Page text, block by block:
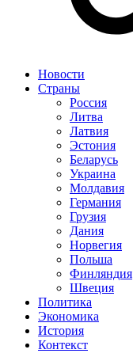
Новости
Страны
Россия
Литва
Латвия
Эстония
Беларусь
Украина
Молдавия
Германия
Грузия
Дания
Норвегия
Польша
Финляндия
Швеция
Политика
Экономика
История
Контекст